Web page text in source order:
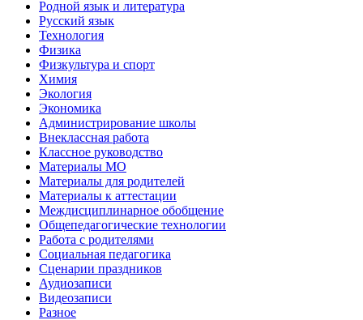
Родной язык и литература
Русский язык
Технология
Физика
Физкультура и спорт
Химия
Экология
Экономика
Администрирование школы
Внеклассная работа
Классное руководство
Материалы МО
Материалы для родителей
Материалы к аттестации
Междисциплинарное обобщение
Общепедагогические технологии
Работа с родителями
Социальная педагогика
Сценарии праздников
Аудиозаписи
Видеозаписи
Разное